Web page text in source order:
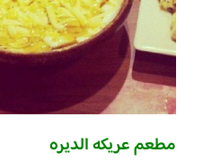
مطعم عريكه الديره